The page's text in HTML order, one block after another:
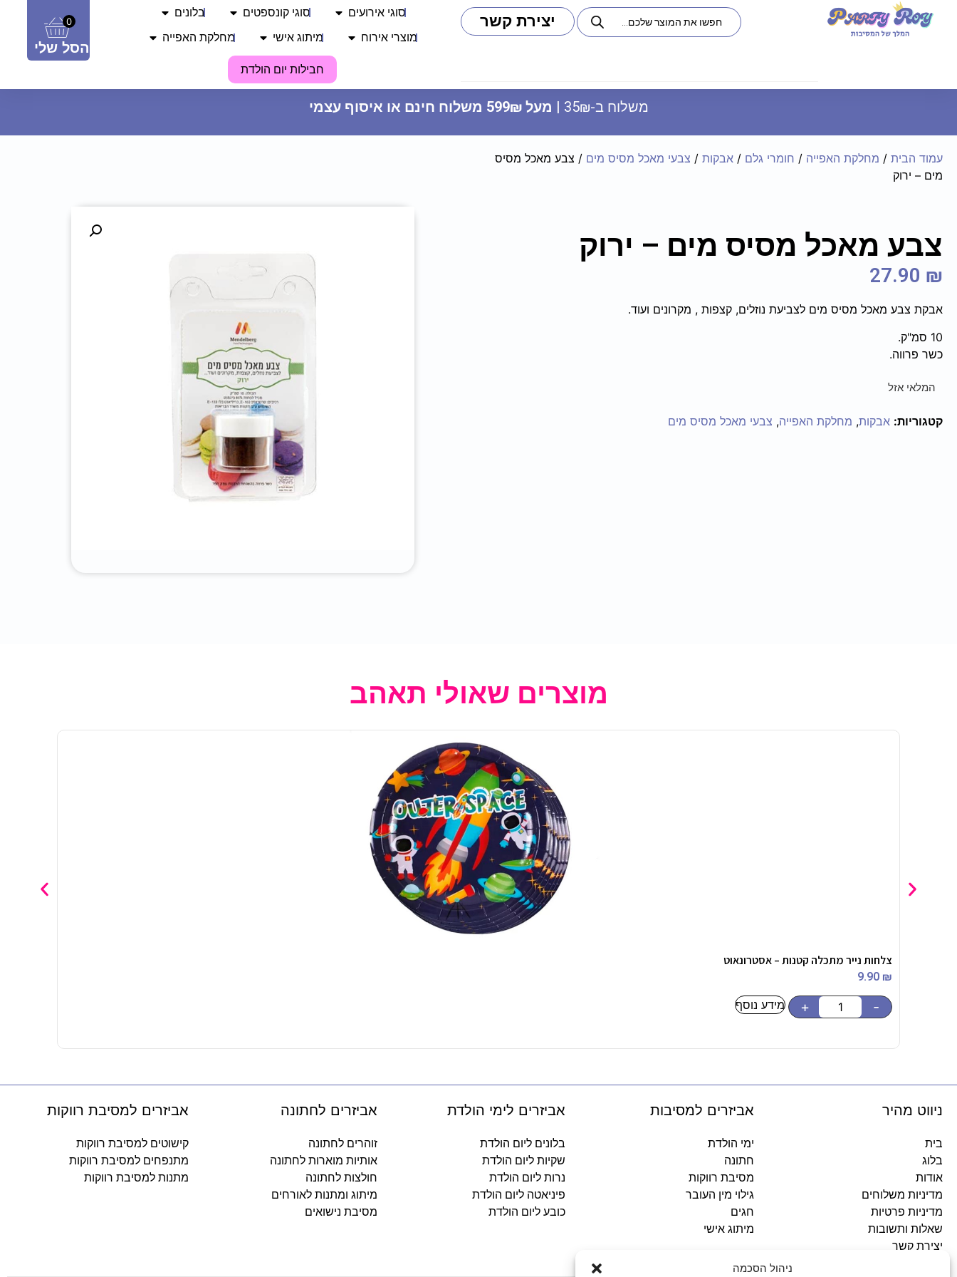
ניהול הסכמה
בלון מיילר 36 - לב כסף
0
הסל שלי
יצירת קשר סוגי אירועים סוגי קונספטים בלונים
מוצרי אירוח מיתוג אישי מחלקת האפייה
חבילות יום הולדת
משלוח ב-35₪ | מעל 599₪ משלוח חינם או איסוף עצמי
עמוד הבית / מחלקת האפייה / חומרי גלם / אבקות / צבעי מאכל מסיס מים / צבע מאכל מסיס
מים – ירוק
צבע מאכל מסיס מים – ירוק
27.90 ₪
אבקת צבע מאכל מסיס מים לצביעת נוזלים, קצפות , מקרונים ועוד.
10 סמ"ק.
כשר פרווה.
המלאי אזל
קטגוריות: אבקות, מחלקת האפייה, צבעי מאכל מסיס מים
מוצרים שאולי תאהב
צלחות נייר מתכלה קטנות – אסטרונאוט
9.90 ₪
-
+ מידע נוסף
ניווט מהיר
בית
בלוג
אודות
מדיניות משלוחים
מדיניות פרטיות
שאלות ותשובות
יצירת קשר
אביזרים למסיבות
ימי הולדת
חתונה
מסיבת רווקות
גילוי מין העובר
חגים
מיתוג אישי
אביזרים לימי הולדת
בלונים ליום הולדת
שקיות ליום הולדת
נרות ליום הולדת
פיניאטה ליום הולדת
כובע ליום הולדת
אביזרים לחתונה
זוהרים לחתונה
אותיות מוארות לחתונה
חולצות לחתונה
מיתוג ומתנות לאורחים
מסיבת נישואים
אביזרים למסיבת רווקות
קישוטים למסיבת רווקות
מתנפחים למסיבת רווקות
מתנות למסיבת רווקות